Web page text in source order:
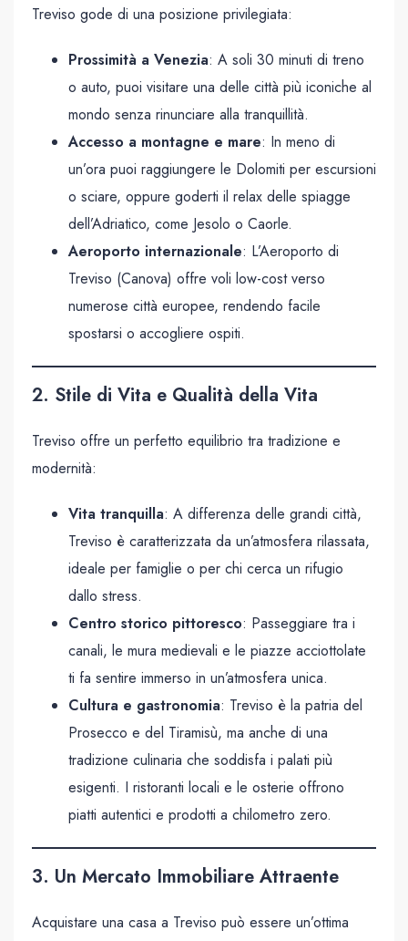
Treviso gode di una posizione privilegiata:
Prossimità a Venezia: A soli 30 minuti di treno
o auto, puoi visitare una delle città più iconiche al
mondo senza rinunciare alla tranquillità.
Accesso a montagne e mare: In meno di
un’ora puoi raggiungere le Dolomiti per escursioni
o sciare, oppure goderti il relax delle spiagge
dell’Adriatico, come Jesolo o Caorle.
Aeroporto internazionale: L’Aeroporto di
Treviso (Canova) offre voli low-cost verso
numerose città europee, rendendo facile
spostarsi o accogliere ospiti.
2. Stile di Vita e Qualità della Vita
Treviso offre un perfetto equilibrio tra tradizione e
modernità:
Vita tranquilla: A differenza delle grandi città,
Treviso è caratterizzata da un’atmosfera rilassata,
ideale per famiglie o per chi cerca un rifugio
dallo stress.
Centro storico pittoresco: Passeggiare tra i
canali, le mura medievali e le piazze acciottolate
ti fa sentire immerso in un’atmosfera unica.
Cultura e gastronomia: Treviso è la patria del
Prosecco e del Tiramisù, ma anche di una
tradizione culinaria che soddisfa i palati più
esigenti. I ristoranti locali e le osterie offrono
piatti autentici e prodotti a chilometro zero.
3. Un Mercato Immobiliare Attraente
Acquistare una casa a Treviso può essere un’ottima